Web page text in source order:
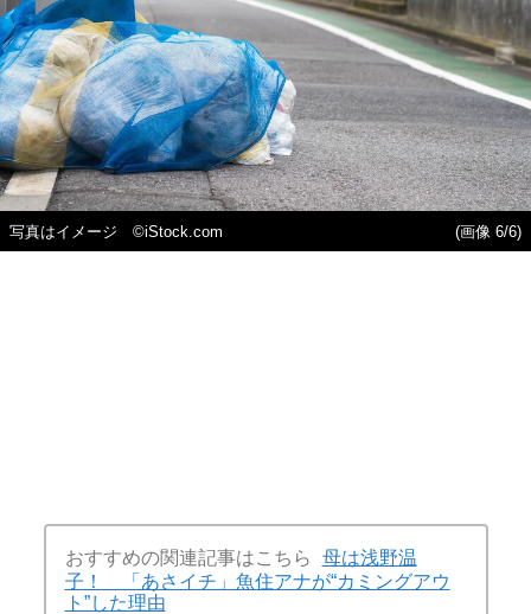
写真はイメージ ©iStock.com (画像 6/6)
おすすめの関連記事はこちら
母は浅野温
子！ 「あさイチ」魚住アナが“カミングアウ
ト”した理由